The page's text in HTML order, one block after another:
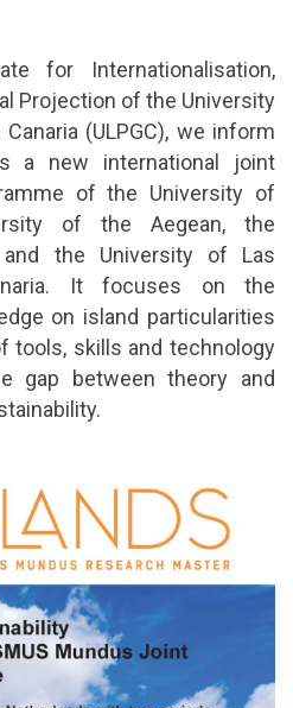
for Internationalisation,
Projection of the University
(ULPGC), we inform
a new international joint
of the University of
of the Aegean, the
the University of Las
It focuses on the
on island particularities
tools, skills and technology
gap between theory and